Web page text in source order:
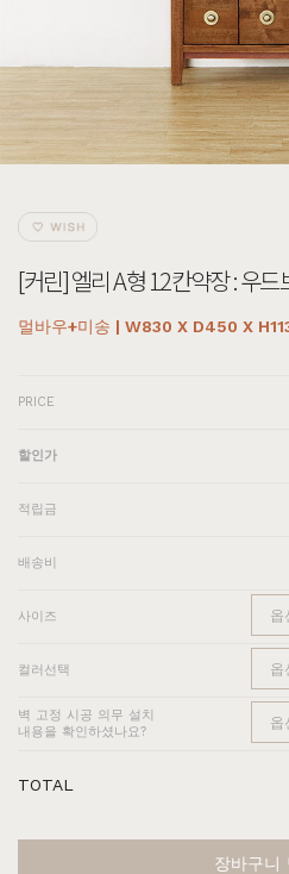
[커린] 엘리 A형 12칸약장 : 우드
멀바우+미송 | W830 X D450 X
PRICE
할인가
적립금
배송비
사이즈
컬러선택
벽 고정 시공 의무 설치
내용을 확인하셨나요?
TOTAL
장바구니